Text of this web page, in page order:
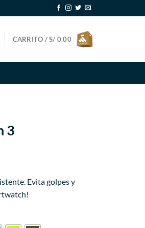
CARRITO /S/ 0.00
3
Evita golpes y